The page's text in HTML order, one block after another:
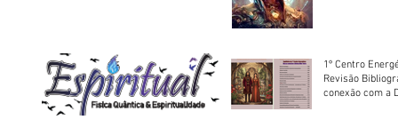
1º Centro
Revisão
conexão com a